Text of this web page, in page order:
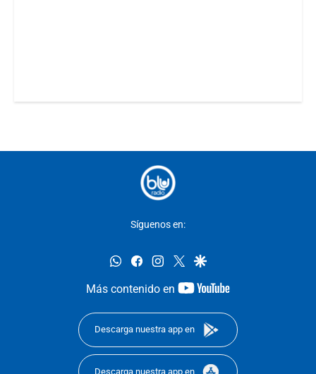
Síguenos en:
whatsappfacebookinstagram
twittergoogle
Más contenido en
youtube-
Descarga nuestra app en
Descarga nuestra app en